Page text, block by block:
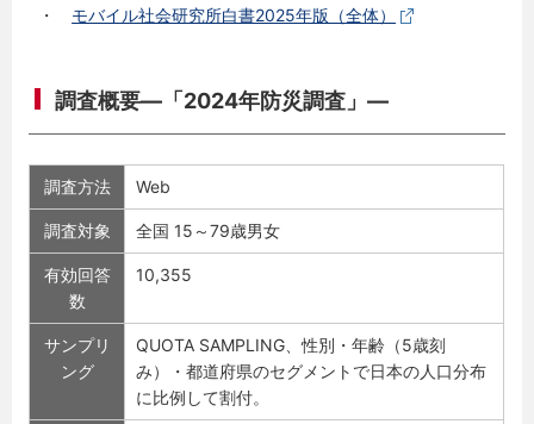
・ モバイル社会研究所白書2025年版（全体）
調査概要―「2024年防災調査」―
調査方法 Web
調査対象 全国 15～79歳男女
有効回答
数
10,355
サンプリ
ング
QUOTA SAMPLING、性別・年齢（5歳刻
み）・都道府県のセグメントで日本の人口分布
に比例して割付。